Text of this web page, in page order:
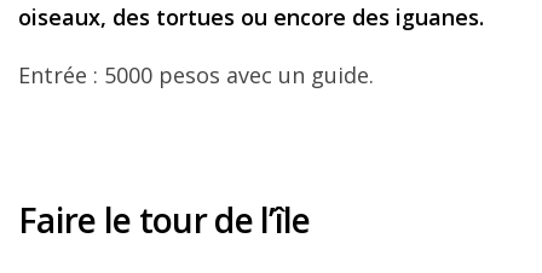
oiseaux, des tortues ou encore des iguanes.
Entrée : 5000 pesos avec un guide.
Faire le tour de l’île